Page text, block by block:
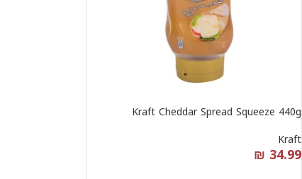
Kraft Cheddar Spread Squeeze 440g
Kraft
₪ 34.99